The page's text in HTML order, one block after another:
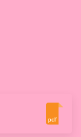
pdf